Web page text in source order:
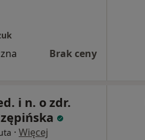
Brak ceny
i n. o zdr.
· Więcej